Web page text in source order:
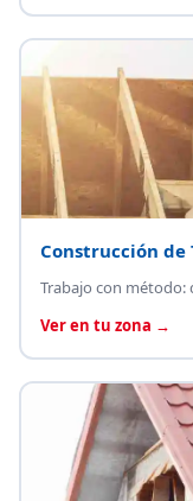
Construcción de
Trabajo con método:
Ver en tu zona →